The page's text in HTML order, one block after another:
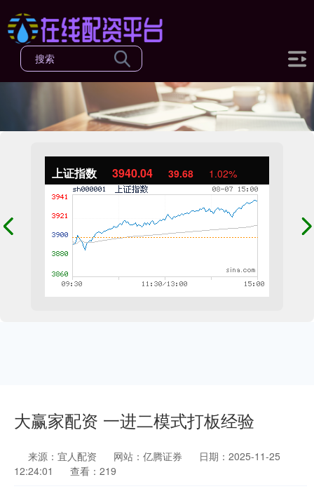
上证指数 3940.04 39.68 1.02%
大赢家配资 一进二模式打板经验
来源：宜人配资 网站：亿腾证券
日期：2025-11-25
12:24:01
查看：219